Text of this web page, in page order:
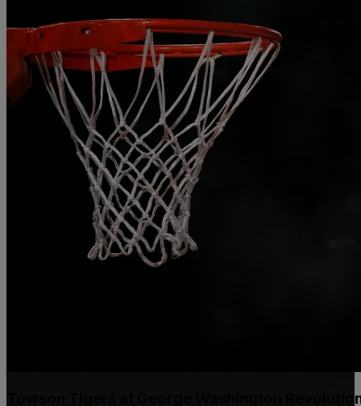
Towson Tigers at George Washington